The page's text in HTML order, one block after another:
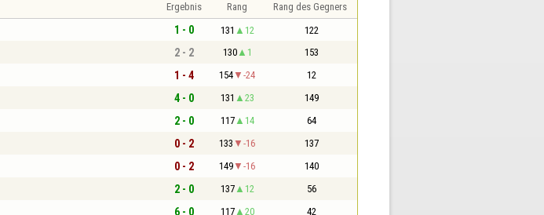
Ergebnis Rang Rang des Gegners
1 - 0 131 12 122
2 - 2 130 1 153
1 - 4 154 -24 12
4 - 0 131 23 149
2 - 0 117 14 64
0 - 2 133 -16 137
0 - 2 149 -16 140
2 - 0 137 12 56
6 - 0 117 20 42